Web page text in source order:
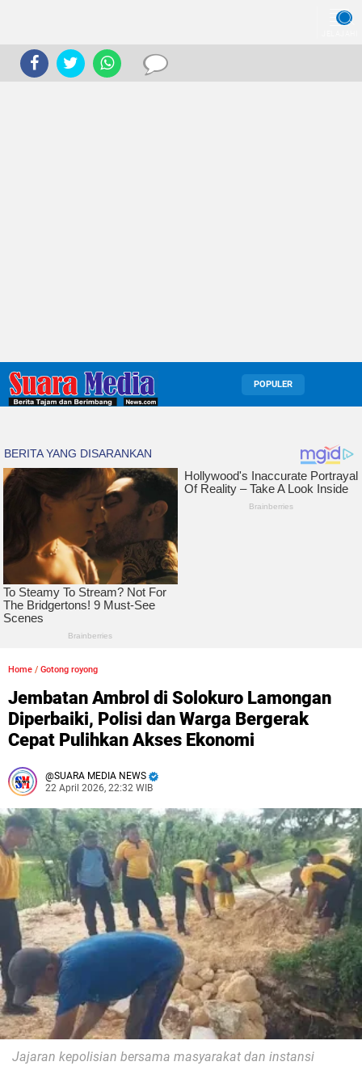
POPULER
Home / Gotong royong
Jembatan Ambrol di Solokuro Lamongan
Diperbaiki, Polisi dan Warga Bergerak
Cepat Pulihkan Akses Ekonomi
SUARA MEDIA NEWS
22 April 2026, 22:32 WIB
Jajaran kepolisian bersama masyarakat dan instansi